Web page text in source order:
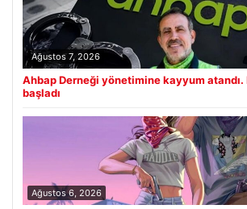
Ağustos 7, 2026
Ahbap Derneği yönetimine kayyum atandı.
başladı
Ağustos 6, 2026